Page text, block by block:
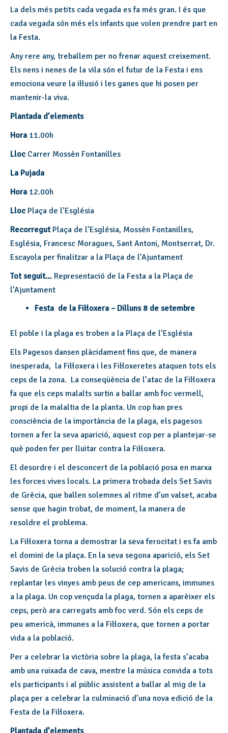
La dels més petits cada vegada es fa més gran. I és que
cada vegada són més els infants que volen prendre part en
la Festa.
Any rere any, treballem per no frenar aquest creixement.
Els nens i nenes de la vila són el futur de la Festa i ens
emociona veure la il·lusió i les ganes que hi posen per
mantenir-la viva.
Plantada d’elements
Hora 11.00h
Lloc Carrer Mossèn Fontanilles
La Pujada
Hora 12.00h
Lloc Plaça de l’Església
RecorregutPlaça de l’Església, Mossèn Fontanilles,
Església, Francesc Moragues, Sant Antoni, Montserrat, Dr.
Escayola per finalitzar a la Plaça de l’Ajuntament
Tot seguit… Representació de la Festa a la Plaça de
l’Ajuntament
Festa de la Fil·loxera – Dilluns 8 de setembre
El poble i la plaga es troben a la Plaça de l’Església
Els Pagesos dansen plàcidament fins que, de manera
inesperada, la Fil·loxera i les Fil·loxeretes ataquen tots els
ceps de la zona. La conseqüència de l’atac de la Fil·loxera
fa que els ceps malalts surtin a ballar amb foc vermell,
propi de la malaltia de la planta. Un cop han pres
consciència de la importància de la plaga, els pagesos
tornen a fer la seva aparició, aquest cop per a plantejar-se
què poden fer per lluitar contra la Fil·loxera.
El desordre i el desconcert de la població posa en marxa
les forces vives locals. La primera trobada dels Set Savis
de Grècia, que ballen solemnes al ritme d’un valset, acaba
sense que hagin trobat, de moment, la manera de
resoldre el problema.
La Fil·loxera torna a demostrar la seva ferocitat i es fa amb
el domini de la plaça. En la seva segona aparició, els Set
Savis de Grècia troben la solució contra la plaga;
replantar les vinyes amb peus de cep americans, immunes
a la plaga. Un cop vençuda la plaga, tornen a aparèixer els
ceps, però ara carregats amb foc verd. Són els ceps de
peu americà, immunes a la Fil·loxera, que tornen a portar
vida a la població.
Per a celebrar la victòria sobre la plaga, la festa s’acaba
amb una ruixada de cava, mentre la música convida a tots
els participants i al públic assistent a ballar al mig de la
plaça per a celebrar la culminació d’una nova edició de la
Festa de la Fil·loxera.
Plantada d’elements